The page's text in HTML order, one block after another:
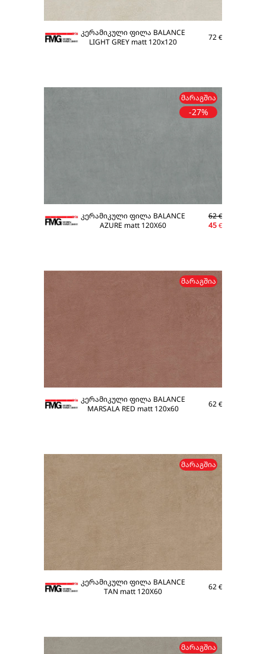
კერამიკული ფილა BALANCE
LIGHT GREY matt 120x120
72 €
ᲛᲐᲠᲐᲒᲨᲘᲐ
-27%
კერამიკული ფილა BALANCE
AZURE matt 120X60
62€
45 €
ᲛᲐᲠᲐᲒᲨᲘᲐ
კერამიკული ფილა BALANCE
MARSALA RED matt 120x60
62 €
ᲛᲐᲠᲐᲒᲨᲘᲐ
კერამიკული ფილა BALANCE
TAN matt 120X60
62 €
ᲛᲐᲠᲐᲒᲨᲘᲐ